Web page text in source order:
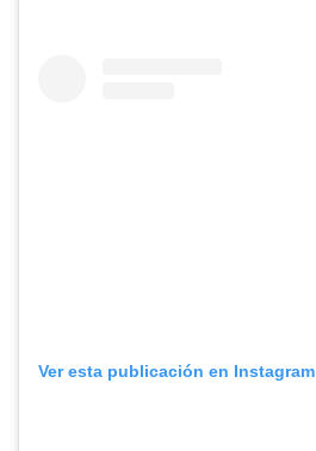
Ver esta publicación en Instagram